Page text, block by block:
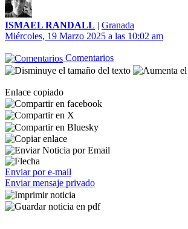
ISMAEL RANDALL | Granada
Miércoles, 19 Marzo 2025 a las 10:02 am
Comentarios
Enlace copiado
Enviar por e-mail
Enviar mensaje privado